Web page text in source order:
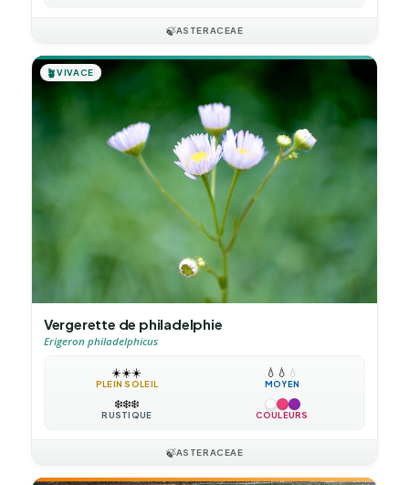
🍃ASTERACEAE
🪴VIVACE
Vergerette de philadelphie
Erigeron philadelphicus
☀️☀️☀️
PLEIN SOLEIL
💧 💧 💧
MOYEN
❄️❄️❄️
RUSTIQUE COULEURS
🍃ASTERACEAE